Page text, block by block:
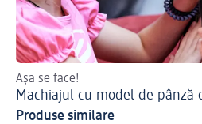
Așa se face!
Machiajul cu model de pânză
Produse similare